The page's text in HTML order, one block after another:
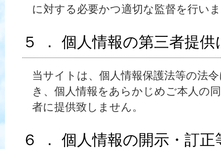
に対する必要かつ適切な監督を行い
５ ． 個人情報の第三者提
当サイトは、個人情報保護法等の法
き、個人情報をあらかじめご本人の
者に提供致しません。
６ ． 個人情報の開示・訂